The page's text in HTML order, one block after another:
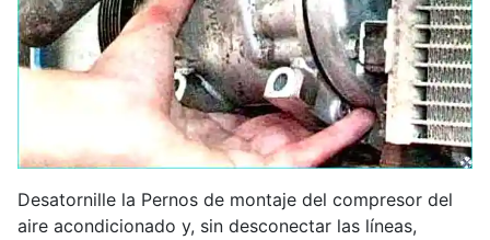
Desatornille la Pernos de montaje del compresor del
aire acondicionado y, sin desconectar las líneas,